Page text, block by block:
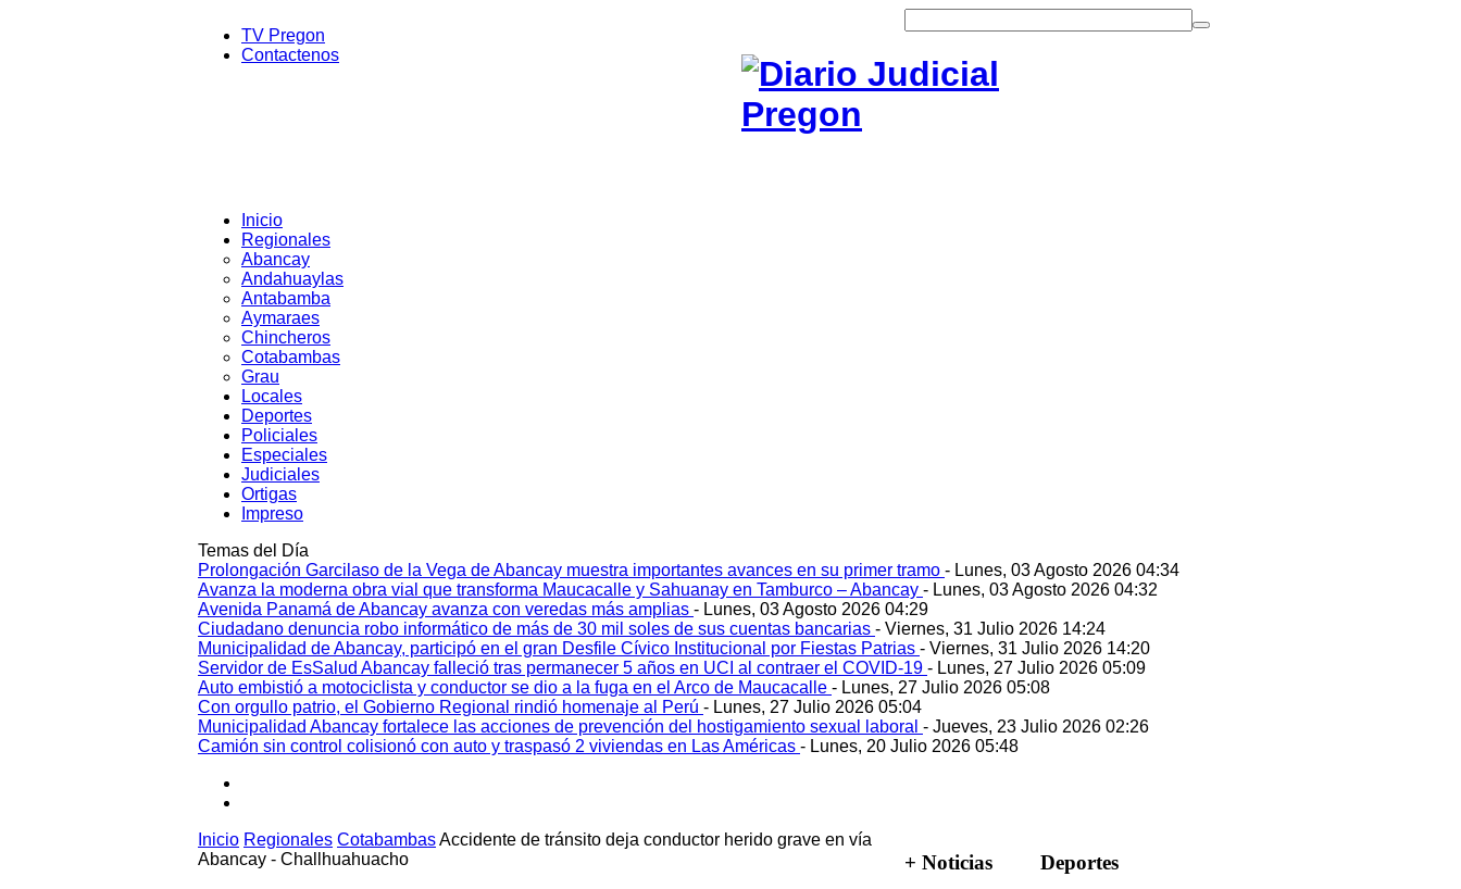
TV Pregon
Contactenos
Inicio
Regionales
Abancay
Andahuaylas
Antabamba
Aymaraes
Chincheros
Cotabambas
Grau
Locales
Deportes
Policiales
Especiales
Judiciales
Ortigas
Impreso
Temas del Día
Prolongación Garcilaso de la Vega de Abancay muestra importantes avances en su primer tramo - Lunes, 03 Agosto 2026 04:34
Avanza la moderna obra vial que transforma Maucacalle y Sahuanay en Tamburco – Abancay - Lunes, 03 Agosto 2026 04:32
Avenida Panamá de Abancay avanza con veredas más amplias - Lunes, 03 Agosto 2026 04:29
Ciudadano denuncia robo informático de más de 30 mil soles de sus cuentas bancarias - Viernes, 31 Julio 2026 14:24
Municipalidad de Abancay, participó en el gran Desfile Cívico Institucional por Fiestas Patrias - Viernes, 31 Julio 2026 14:20
Servidor de EsSalud Abancay falleció tras permanecer 5 años en UCI al contraer el COVID-19 - Lunes, 27 Julio 2026 05:09
Auto embistió a motociclista y conductor se dio a la fuga en el Arco de Maucacalle - Lunes, 27 Julio 2026 05:08
Con orgullo patrio, el Gobierno Regional rindió homenaje al Perú - Lunes, 27 Julio 2026 05:04
Municipalidad Abancay fortalece las acciones de prevención del hostigamiento sexual laboral - Jueves, 23 Julio 2026 02:26
Camión sin control colisionó con auto y traspasó 2 viviendas en Las Américas - Lunes, 20 Julio 2026 05:48
Inicio Regionales CotabambasAccidente de tránsito deja conductor herido grave en vía
Abancay - Challhuahuacho
+ Noticias Deportes